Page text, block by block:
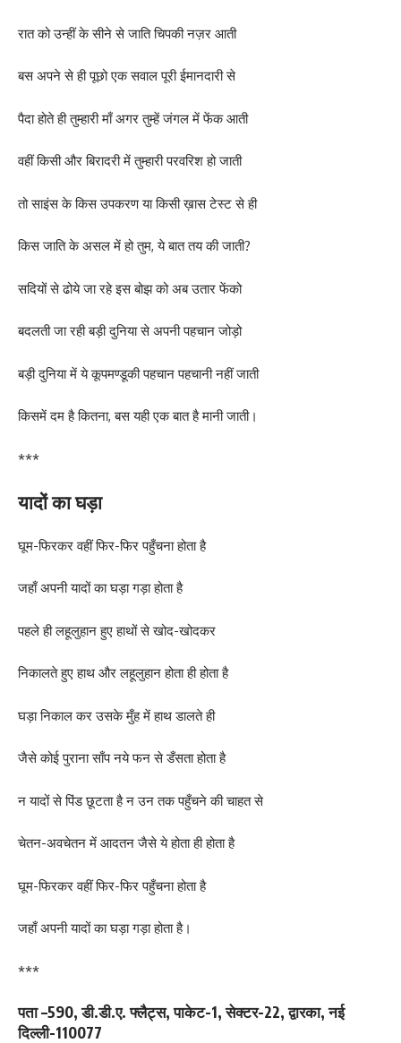
रात को उन्हीं के सीने से जाति चिपकी नज़र आती
बस अपने से ही पूछो एक सवाल पूरी ईमानदारी से
पैदा होते ही तुम्हारी माँ अगर तुम्हें जंगल में फेंक आती
वहीं किसी और बिरादरी में तुम्हारी परवरिश हो जाती
तो साइंस के किस उपकरण या किसी ख़ास टेस्ट से ही
किस जाति के असल में हो तुम, ये बात तय की जाती?
सदियों से ढोये जा रहे इस बोझ को अब उतार फेंको
बदलती जा रही बड़ी दुनिया से अपनी पहचान जोड़ो
बड़ी दुनिया में ये कूपमण्डूकी पहचान पहचानी नहीं जाती
किसमें दम है कितना, बस यही एक बात है मानी जाती।
***
यादों का घड़ा
घूम-फिरकर वहीं फिर-फिर पहुँचना होता है
जहाँ अपनी यादों का घड़ा गड़ा होता है
पहले ही लहूलुहान हुए हाथों से खोद-खोदकर
निकालते हुए हाथ और लहूलुहान होता ही होता है
घड़ा निकाल कर उसके मुँह में हाथ डालते ही
जैसे कोई पुराना साँप नये फन से डँसता होता है
न यादों से पिंड छूटता है न उन तक पहुँचने की चाहत से
चेतन-अवचेतन में आदतन जैसे ये होता ही होता है
घूम-फिरकर वहीं फिर-फिर पहुँचना होता है
जहाँ अपनी यादों का घड़ा गड़ा होता है।
***
पता –590, डी.डी.ए. फ्लैट्स, पाकेट-1, सेक्टर-22, द्वारका, नई
दिल्ली-110077